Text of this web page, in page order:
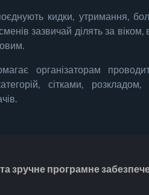
кидки, утримання,
зазвичай ділять за
організаторам
сітками,
зручне програмне